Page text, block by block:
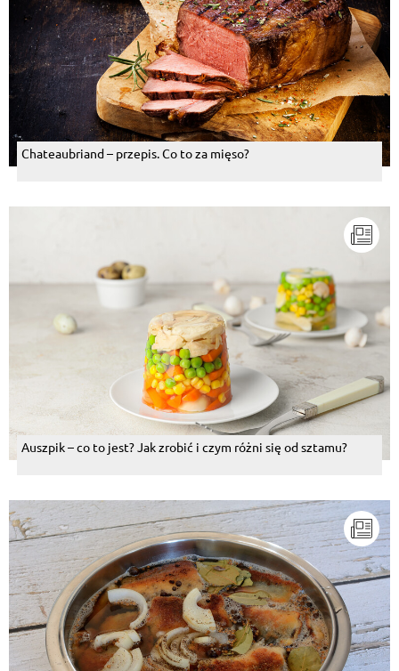
Chateaubriand – przepis. Co to za mięso?
Auszpik – co to jest? Jak zrobić i czym różni się od sztamu?